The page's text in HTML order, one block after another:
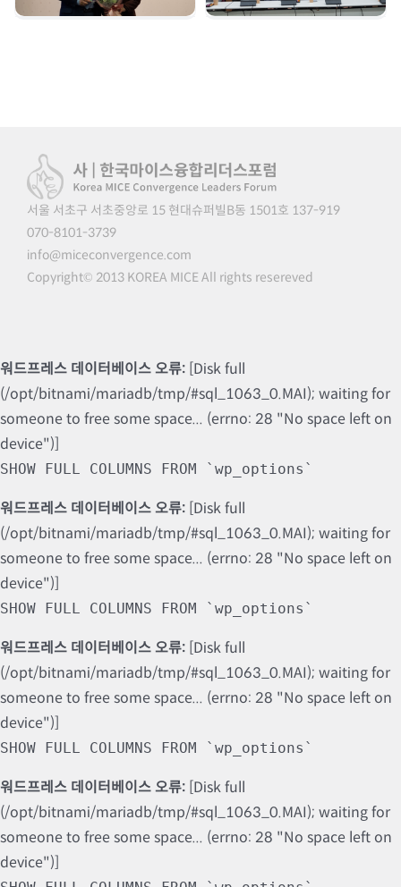
서울 서초구 서초중앙로 15 현대슈퍼빌B동 1501호 137-919
070-8101-3739
info@miceconvergence.com
Copyright© 2013 KOREA MICE All rights resereved
워드프레스 데이터베이스 오류: [Disk full
(/opt/bitnami/mariadb/tmp/#sql_1063_0.MAI); waiting for
someone to free some space... (errno: 28 "No space left on
device")]
SHOW FULL COLUMNS FROM `wp_options`
워드프레스 데이터베이스 오류: [Disk full
(/opt/bitnami/mariadb/tmp/#sql_1063_0.MAI); waiting for
someone to free some space... (errno: 28 "No space left on
device")]
SHOW FULL COLUMNS FROM `wp_options`
워드프레스 데이터베이스 오류: [Disk full
(/opt/bitnami/mariadb/tmp/#sql_1063_0.MAI); waiting for
someone to free some space... (errno: 28 "No space left on
device")]
SHOW FULL COLUMNS FROM `wp_options`
워드프레스 데이터베이스 오류: [Disk full
(/opt/bitnami/mariadb/tmp/#sql_1063_0.MAI); waiting for
someone to free some space... (errno: 28 "No space left on
device")]